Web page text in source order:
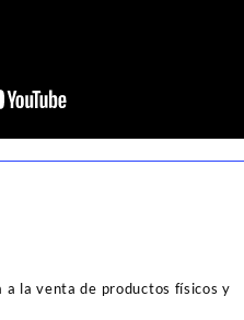
a la venta de productos físicos y